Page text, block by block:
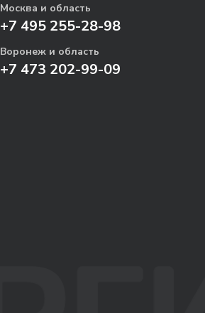
Москва и область
+7 495 255-28-98
Воронеж и область
+7 473 202-99-09